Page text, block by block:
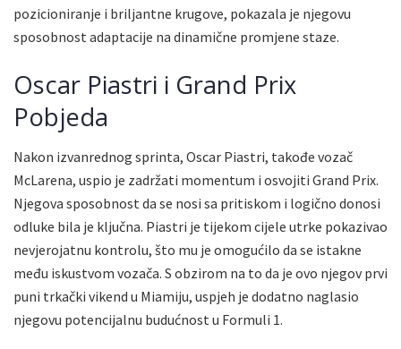
pozicioniranje i briljantne krugove, pokazala je njegovu
sposobnost adaptacije na dinamične promjene staze.
Oscar Piastri i Grand Prix
Pobjeda
Nakon izvanrednog sprinta, Oscar Piastri, takođe vozač
McLarena, uspio je zadržati momentum i osvojiti Grand Prix.
Njegova sposobnost da se nosi sa pritiskom i logično donosi
odluke bila je ključna. Piastri je tijekom cijele utrke pokazivao
nevjerojatnu kontrolu, što mu je omogućilo da se istakne
među iskustvom vozača. S obzirom na to da je ovo njegov prvi
puni trkački vikend u Miamiju, uspjeh je dodatno naglasio
njegovu potencijalnu budućnost u Formuli 1.